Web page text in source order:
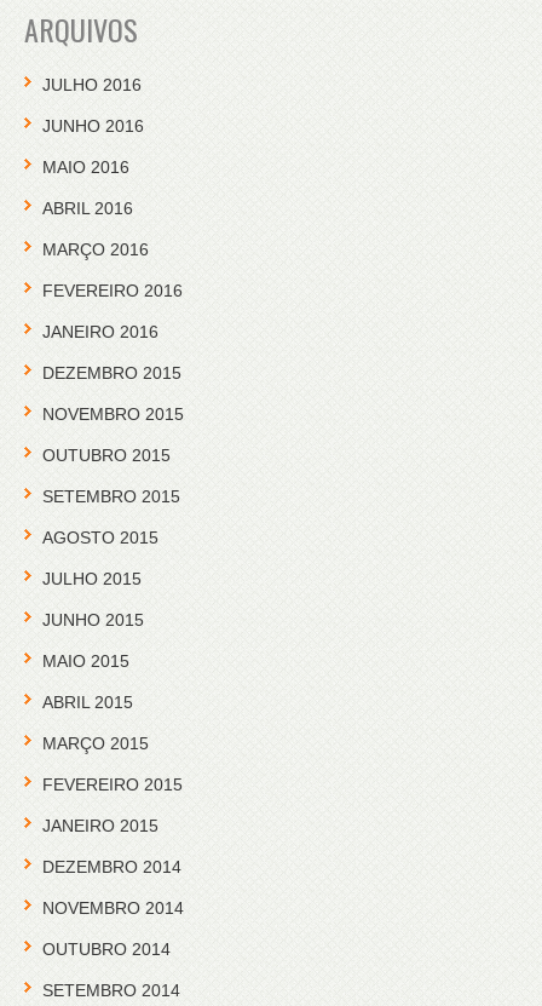
ARQUIVOS
JULHO 2016
JUNHO 2016
MAIO 2016
ABRIL 2016
MARÇO 2016
FEVEREIRO 2016
JANEIRO 2016
DEZEMBRO 2015
NOVEMBRO 2015
OUTUBRO 2015
SETEMBRO 2015
AGOSTO 2015
JULHO 2015
JUNHO 2015
MAIO 2015
ABRIL 2015
MARÇO 2015
FEVEREIRO 2015
JANEIRO 2015
DEZEMBRO 2014
NOVEMBRO 2014
OUTUBRO 2014
SETEMBRO 2014